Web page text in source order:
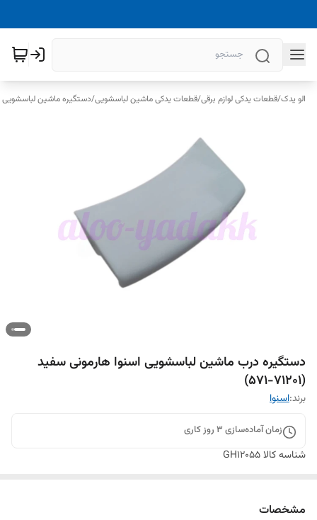
الو یدک/قطعات یدکی لوازم برقی/قطعات یدکی ماشین لباسشویی/دستگیره ماشین لباسشویی
دستگیره درب ماشین لباسشویی اسنوا هارمونی سفید
(71201-571)
برند:اسنوا
زمان آماده‌سازی 3 روز کاری
شناسه کالاGH12055
مشخصات